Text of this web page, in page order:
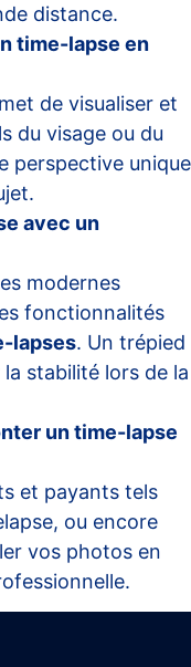
distance.
time-lapse en
de visualiser et
du visage ou du
perspective unique
avec un
modernes
fonctionnalités
lapses. Un trépied
stabilité lors de la
un time-lapse
et payants tels
ou encore
vos photos en